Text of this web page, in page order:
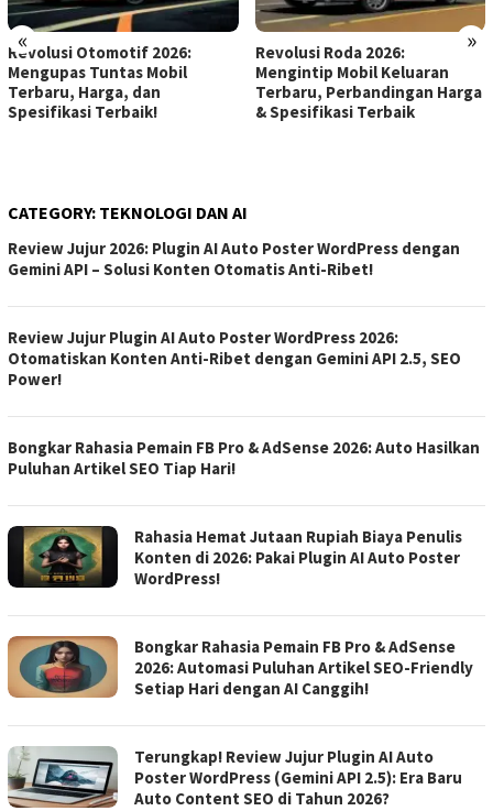
« »
Revolusi Otomotif 2026:
Mengupas Tuntas Mobil
Terbaru, Harga, dan
Spesifikasi Terbaik!
Revolusi Roda 2026:
Mengintip Mobil Keluaran
Terbaru, Perbandingan Harga
& Spesifikasi Terbaik
CATEGORY: TEKNOLOGI DAN AI
Review Jujur 2026: Plugin AI Auto Poster WordPress dengan
Gemini API – Solusi Konten Otomatis Anti-Ribet!
Review Jujur Plugin AI Auto Poster WordPress 2026:
Otomatiskan Konten Anti-Ribet dengan Gemini API 2.5, SEO
Power!
Bongkar Rahasia Pemain FB Pro & AdSense 2026: Auto Hasilkan
Puluhan Artikel SEO Tiap Hari!
Rahasia Hemat Jutaan Rupiah Biaya Penulis
Konten di 2026: Pakai Plugin AI Auto Poster
WordPress!
Bongkar Rahasia Pemain FB Pro & AdSense
2026: Automasi Puluhan Artikel SEO-Friendly
Setiap Hari dengan AI Canggih!
Terungkap! Review Jujur Plugin AI Auto
Poster WordPress (Gemini API 2.5): Era Baru
Auto Content SEO di Tahun 2026?